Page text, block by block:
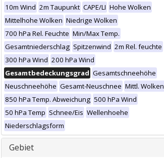
10m Wind 2m Taupunkt CAPE/LI Hohe Wolken
Mittelhohe Wolken Niedrige Wolken
700 hPa Rel. Feuchte Min/Max Temp.
Gesamtniederschlag Spitzenwind 2m Rel. feuchte
300 hPa Wind 200 hPa Wind
Gesamtbedeckungsgrad Gesamtschneehöhe
Neuschneehöhe Gesamt-Neuschnee Mittl. Wolken
850 hPa Temp. Abweichung 500 hPa Wind
50 hPa Temp Schnee/Eis Wellenhoehe
Niederschlagsform
Gebiet